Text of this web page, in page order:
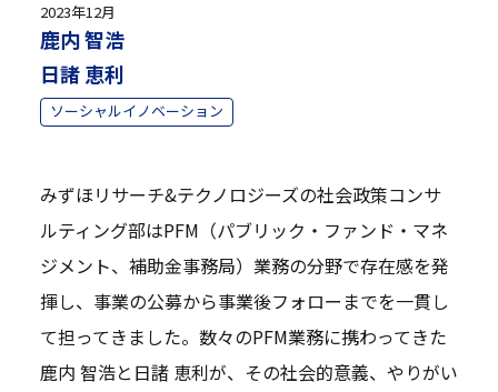
2023年12月
鹿内 智浩
日諸 恵利
ソーシャルイノベーション
みずほリサーチ&テクノロジーズの社会政策コンサ
ルティング部はPFM（パブリック・ファンド・マネ
ジメント、補助金事務局）業務の分野で存在感を発
揮し、事業の公募から事業後フォローまでを一貫し
て担ってきました。数々のPFM業務に携わってきた
鹿内 智浩と日諸 恵利が、その社会的意義、やりがい